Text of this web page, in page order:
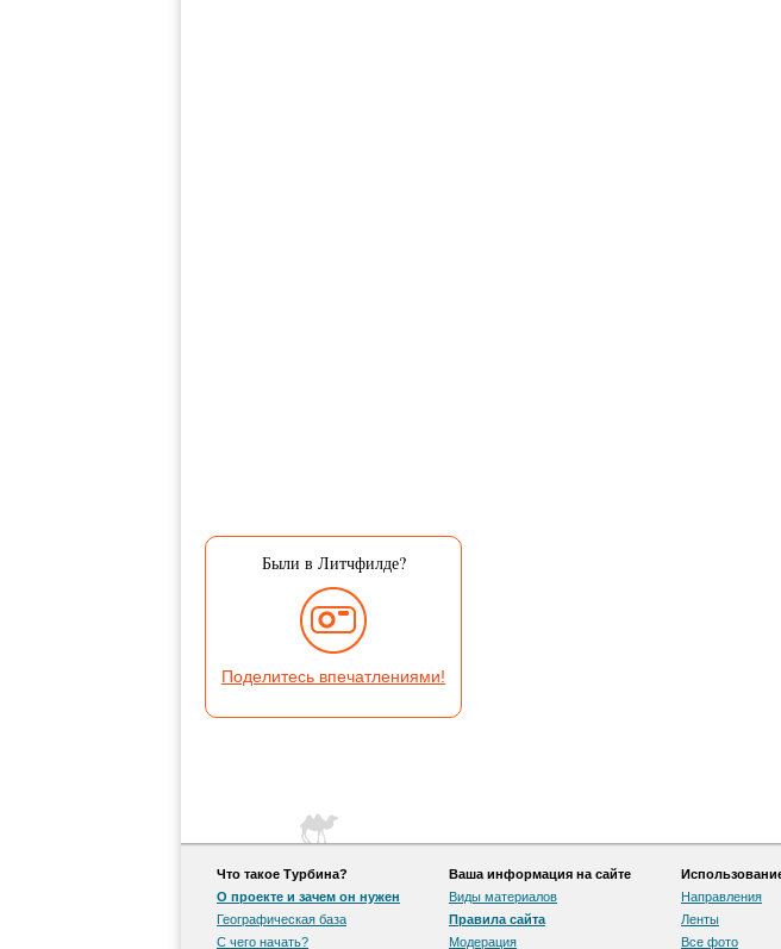
Были в Литчфилде?
Поделитесь впечатлениями!
Что такое Турбина?
О проекте и зачем он нужен
Географическая база
С чего начать?
Ваша информация на сайте
Виды материалов
Правила сайта
Модерация
Направления
Ленты
Все фото